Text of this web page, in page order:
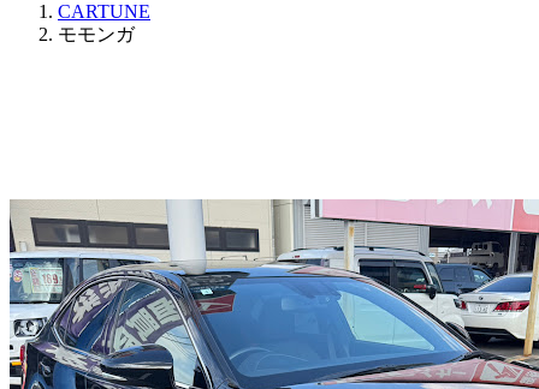
CARTUNE
モモンガ